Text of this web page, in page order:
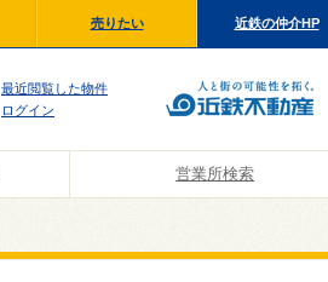
売りたい 近鉄の仲介HP
最近閲覧した物件
ログイン
営業所検索